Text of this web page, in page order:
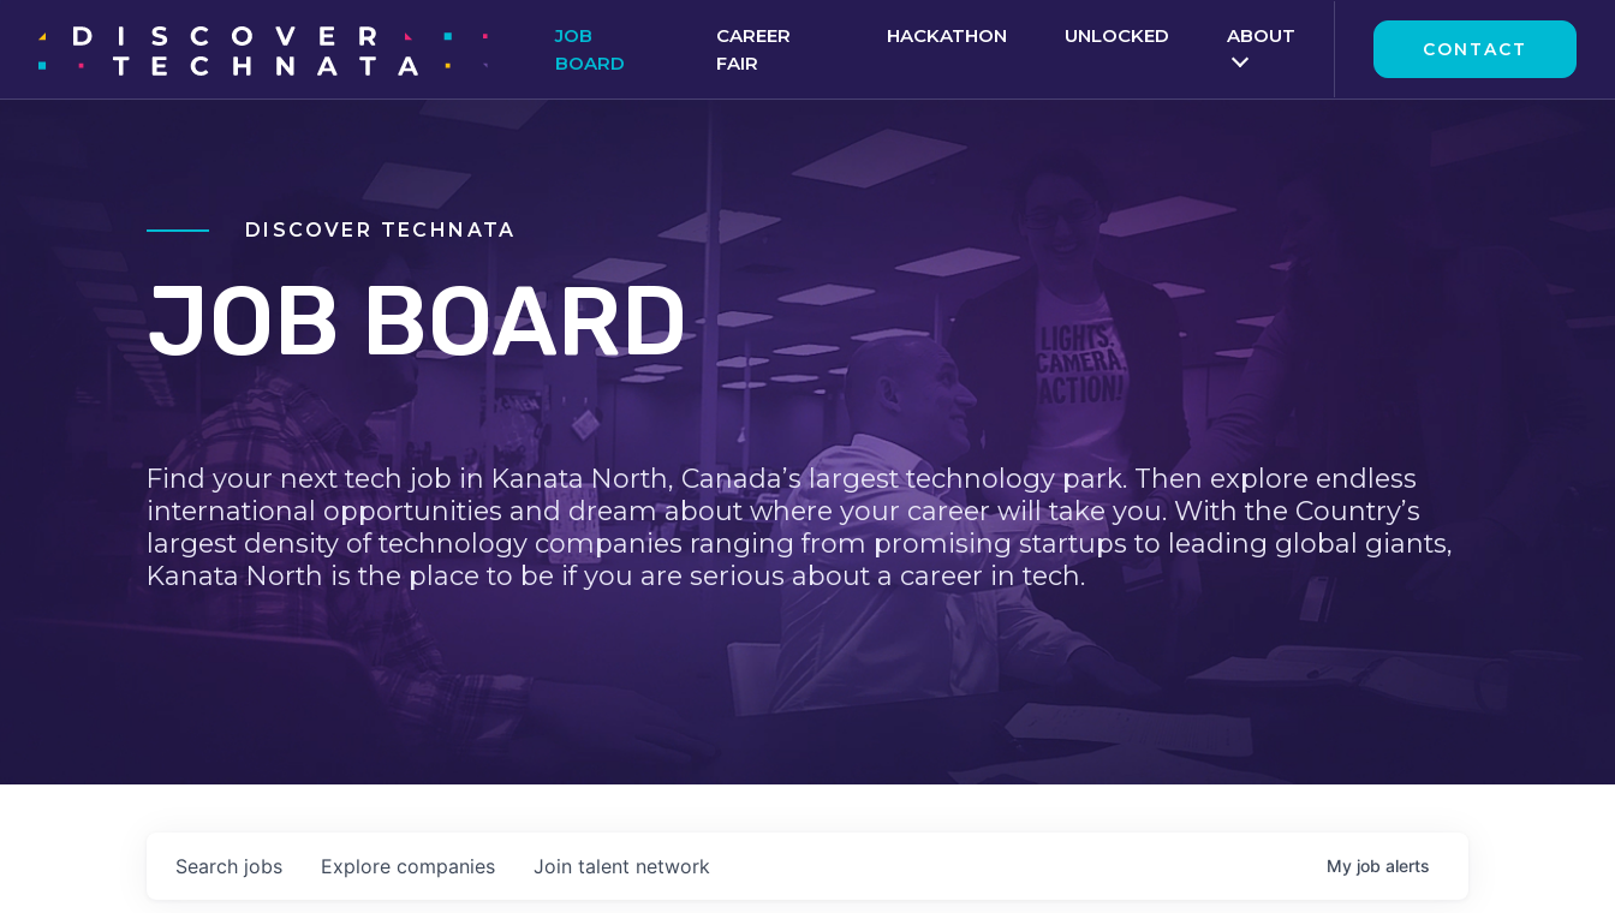
JOB
BOARD
CAREER
FAIR
HACKATHON UNLOCKED ABOUT
CONTACT
DISCOVER TECHNATA
JOB BOARD
Find your next tech job in Kanata North, Canada’s largest technology park. Then explore endless
international opportunities and dream about where your career will take you. With the Country’s
largest density of technology companies ranging from promising startups to leading global giants,
Kanata North is the place to be if you are serious about a career in tech.
Search jobs Explore companies Join talent network My job alerts